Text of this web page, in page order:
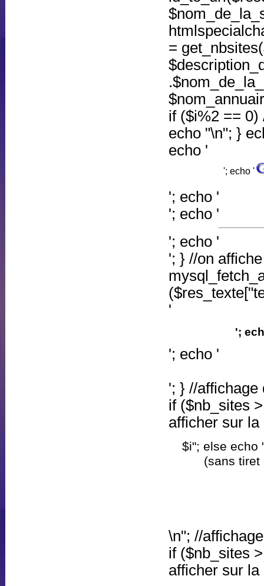
=
if ($i%2 == 0)
echo "\n"; }
echo '
'; echo '
'; echo '
'; echo '
'; echo '
'; } //on
'
';
'; echo '
'; } //affichage
if ($nb_sites
afficher sur la
$i"; else echo
(sans tiret
\n"; //
if ($nb_sites
afficher sur la